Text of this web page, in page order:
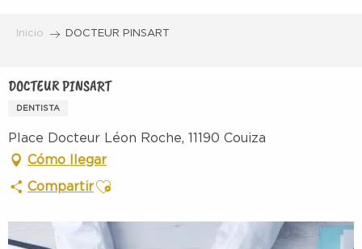
Inicio DOCTEUR PINSART
DOCTEUR PINSART
DENTISTA
Place Docteur Léon Roche, 11190 Couiza
Cómo llegar
CompartirAjouter aux favoris